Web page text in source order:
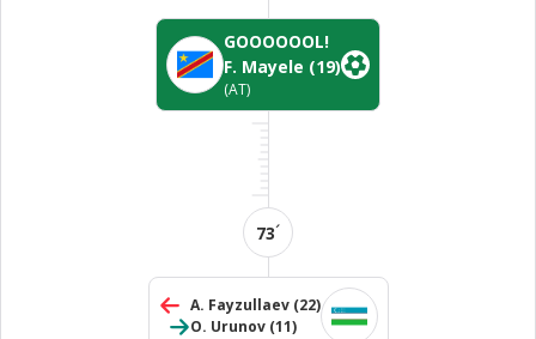
GOOOOOOL!
F. Mayele (19)
(AT)
73´
A. Fayzullaev (22)
O. Urunov (11)